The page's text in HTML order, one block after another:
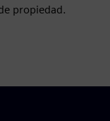
propiedad.